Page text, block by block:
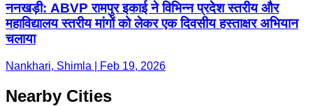
ननखड़ी: ABVP रामपुर इकाई ने विभिन्न प्रदेश स्तरीय और
महाविद्यालय स्तरीय मांगों को लेकर एक दिवसीय हस्ताक्षर अभियान
चलाया
Nankhari, Shimla | Feb 19, 2026
Nearby Cities